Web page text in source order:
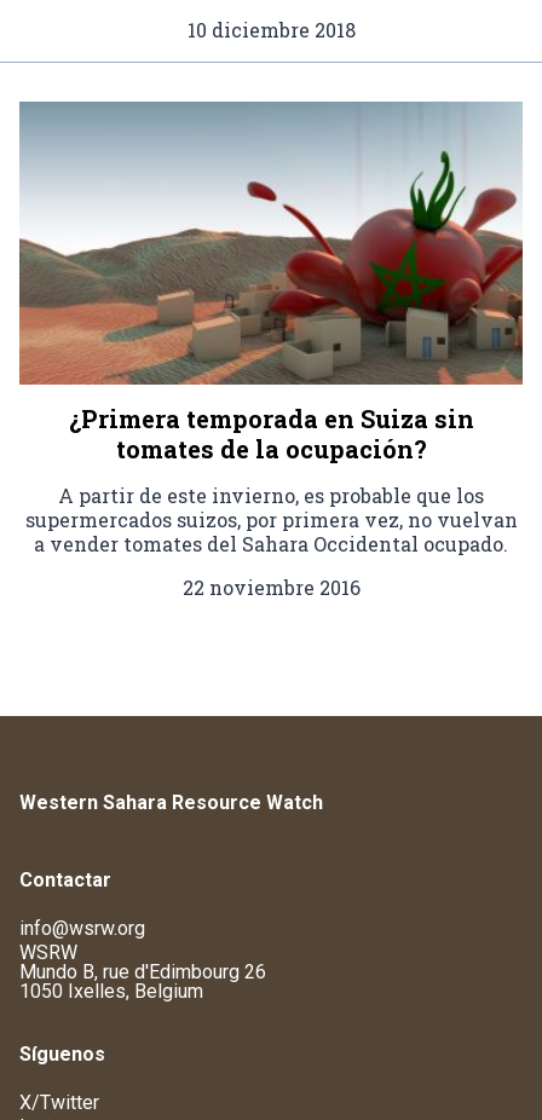
10 diciembre 2018
¿Primera temporada en Suiza sin
tomates de la ocupación?
A partir de este invierno, es probable que los
supermercados suizos, por primera vez, no vuelvan
a vender tomates del Sahara Occidental ocupado.
22 noviembre 2016
Western Sahara Resource Watch
Contactar
info@wsrw.org
WSRW
Mundo B, rue d'Edimbourg 26
1050 Ixelles, Belgium
Síguenos
X/Twitter